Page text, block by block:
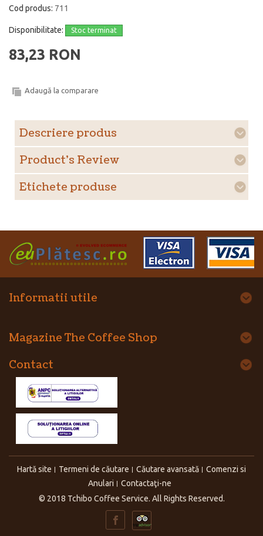
Cod produs: 711
Disponibilitate: Stoc terminat
83,23 RON
Adaugă la comparare
Descriere produs
Product's Review
Etichete produse
Informatii utile
Magazine The Coffee Shop
Contact
Hartă site Termeni de căutare Căutare avansată
Comenzi si
Anulari
Contactaţi-ne
© 2018 Tchibo Coffee Service. All Rights Reserved.